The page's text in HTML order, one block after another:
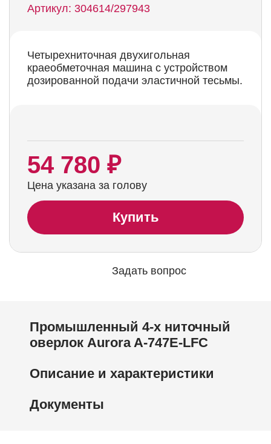
Артикул: 304614/297943
Четырехниточная двухигольная
краеобметочная машина с устройством
дозированной подачи эластичной тесьмы.
54 780 ₽
Цена указана за голову
Купить
Задать вопрос
Промышленный 4-х ниточный
оверлок Aurora A-747E-LFC
Описание и характеристики
Документы